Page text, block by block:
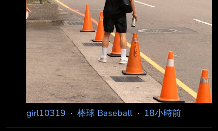
girl10319 · 棒球 Baseball· 18小時前